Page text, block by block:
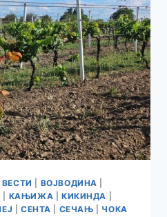
ВЕСТИ ВОЈВОДИНА
КАЊИЖА КИКИНДА
СЕНТА СЕЧАЊ ЧОКА